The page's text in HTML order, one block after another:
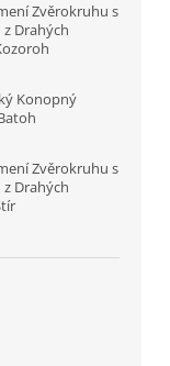
Zvěrokruhu s
Drahých
Konopný
Zvěrokruhu s
Drahých